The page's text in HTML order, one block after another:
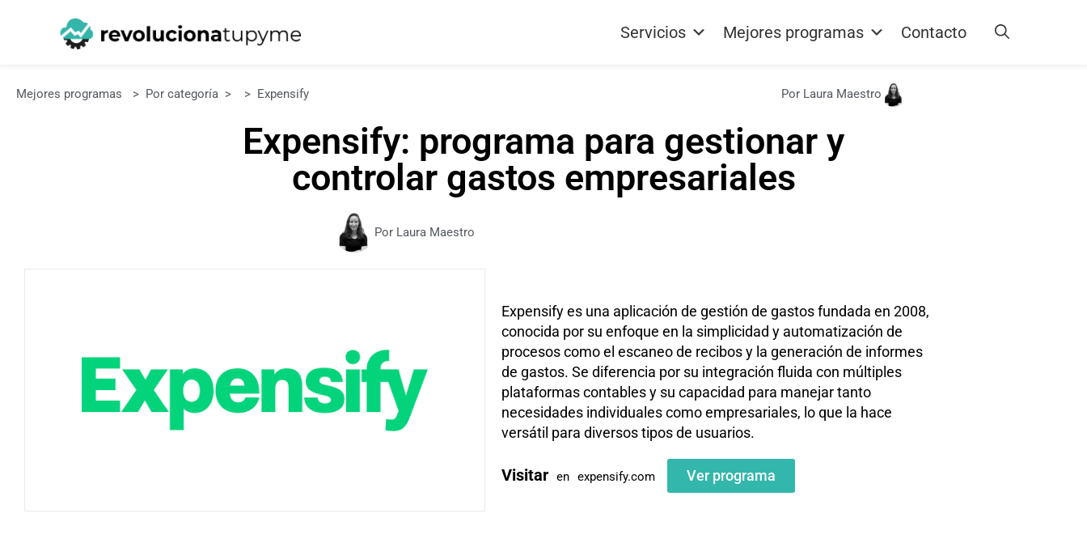
Servicios Mejores programas Contacto
Mejores programas > Por categoría > > Expensify Por Laura Maestro
Expensify: programa para gestionar y
controlar gastos empresariales
Por Laura Maestro
Expensify es una aplicación de gestión de gastos fundada en 2008,
conocida por su enfoque en la simplicidad y automatización de
procesos como el escaneo de recibos y la generación de informes
de gastos. Se diferencia por su integración fluida con múltiples
plataformas contables y su capacidad para manejar tanto
necesidades individuales como empresariales, lo que la hace
versátil para diversos tipos de usuarios.
Visitar en expensify.com Ver programa